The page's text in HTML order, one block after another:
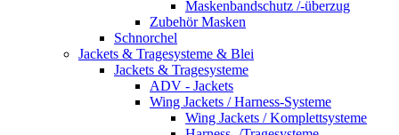
Maskenbandschutz /-überzug
Zubehör Masken
Schnorchel
Jackets & Tragesysteme & Blei
Jackets & Tragesysteme
ADV - Jackets
Wing Jackets / Harness-Systeme
Wing Jackets / Komplettsysteme